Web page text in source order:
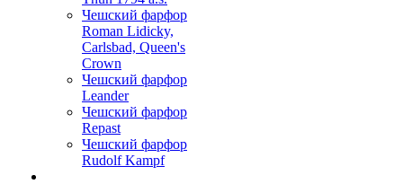
Чешский фарфор
Roman Lidicky,
Carlsbad, Queen's
Crown
Чешский фарфор
Leander
Чешский фарфор
Repast
Чешский фарфор
Rudolf Kampf